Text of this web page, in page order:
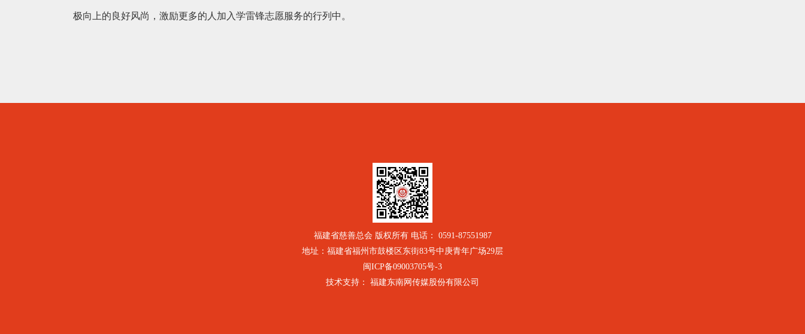
极向上的良好风尚，激励更多的人加入学雷锋志愿服务的行列中。
福建省慈善总会 版权所有 电话： 0591-87551987
地址：福建省福州市鼓楼区东街83号中庚青年广场29层
闽ICP备09003705号-3
技术支持： 福建东南网传媒股份有限公司